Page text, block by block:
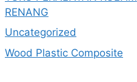
RENANG
Uncategorized
Wood Plastic Composite